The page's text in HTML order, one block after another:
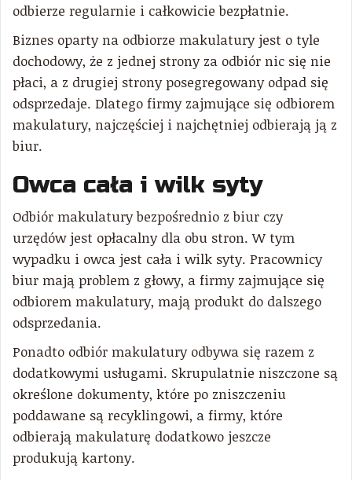
odbierze regularnie i całkowicie bezpłatnie.
Biznes oparty na odbiorze makulatury jest o tyle
dochodowy, że z jednej strony za odbiór nic się nie
płaci, a z drugiej strony posegregowany odpad się
odsprzedaje. Dlatego firmy zajmujące się odbiorem
makulatury, najczęściej i najchętniej odbierają ją z
biur.
Owca cała i wilk syty
Odbiór makulatury bezpośrednio z biur czy
urzędów jest opłacalny dla obu stron. W tym
wypadku i owca jest cała i wilk syty. Pracownicy
biur mają problem z głowy, a firmy zajmujące się
odbiorem makulatury, mają produkt do dalszego
odsprzedania.
Ponadto odbiór makulatury odbywa się razem z
dodatkowymi usługami. Skrupulatnie niszczone są
określone dokumenty, które po zniszczeniu
poddawane są recyklingowi, a firmy, które
odbierają makulaturę dodatkowo jeszcze
produkują kartony.